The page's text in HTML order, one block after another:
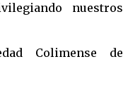
nuestros
Colimense de